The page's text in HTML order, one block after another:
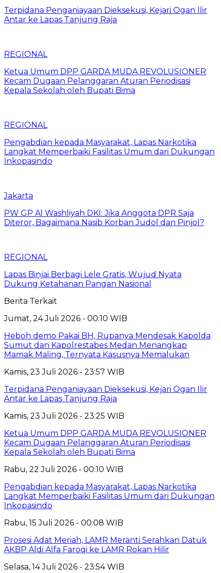
Terpidana Penganiayaan Dieksekusi, Kejari Ogan Ilir
Antar ke Lapas Tanjung Raja
REGIONAL
Ketua Umum DPP GARDA MUDA REVOLUSIONER
Kecam Dugaan Pelanggaran Aturan Periodisasi
Kepala Sekolah oleh Bupati Bima
REGIONAL
Pengabdian kepada Masyarakat, Lapas Narkotika
Langkat Memperbaiki Fasilitas Umum dari Dukungan
Inkopasindo
Jakarta
PW GP Al Washliyah DKI: Jika Anggota DPR Saja
Diteror, Bagaimana Nasib Korban Judol dan Pinjol?
REGIONAL
Lapas Binjai Berbagi Lele Gratis, Wujud Nyata
Dukung Ketahanan Pangan Nasional
Berita Terkait
Jumat, 24 Juli 2026 - 00:10 WIB
Heboh demo Pakai BH, Rupanya Mendesak Kapolda
Sumut dan Kapolrestabes Medan Menangkap
Mamak Maling, Ternyata Kasusnya Memalukan
Kamis, 23 Juli 2026 - 23:57 WIB
Terpidana Penganiayaan Dieksekusi, Kejari Ogan Ilir
Antar ke Lapas Tanjung Raja
Kamis, 23 Juli 2026 - 23:25 WIB
Ketua Umum DPP GARDA MUDA REVOLUSIONER
Kecam Dugaan Pelanggaran Aturan Periodisasi
Kepala Sekolah oleh Bupati Bima
Rabu, 22 Juli 2026 - 00:10 WIB
Pengabdian kepada Masyarakat, Lapas Narkotika
Langkat Memperbaiki Fasilitas Umum dari Dukungan
Inkopasindo
Rabu, 15 Juli 2026 - 00:08 WIB
Prosesi Adat Meriah, LAMR Meranti Serahkan Datuk
AKBP Aldi Alfa Faroqi ke LAMR Rokan Hilir
Selasa, 14 Juli 2026 - 23:54 WIB